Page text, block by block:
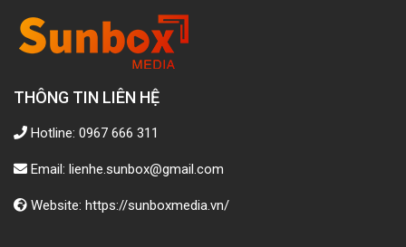
THÔNG TIN LIÊN HỆ
Hotline: 0967 666 311
Email: lienhe.sunbox@gmail.com
Website: https://sunboxmedia.vn/